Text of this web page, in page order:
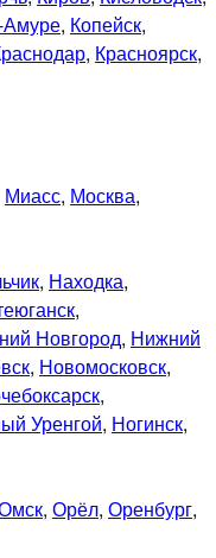
Амуре, Копейск,
, Красноярск,
Миасс, Москва,
, Находка,
,
Новгород, Нижний
, Новомосковск,
,
Уренгой, Ногинск,
, Орёл, Оренбург,